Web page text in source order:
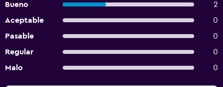
Bueno
2
Aceptable
0
Pasable
0
Regular
0
Malo
0